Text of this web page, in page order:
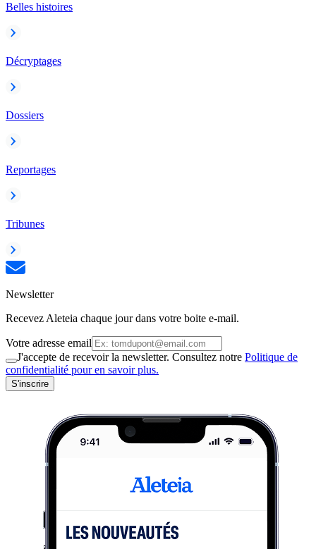
Belles histoires
Décryptages
Dossiers
Reportages
Tribunes
Newsletter
Recevez Aleteia chaque jour dans votre boite e-mail.
Votre adresse email
J'accepte de recevoir la newsletter. Consultez notre Politique de
confidentialité pour en savoir plus.
S'inscrire